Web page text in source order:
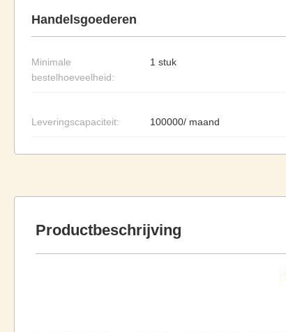
Handelsgoederen
Minimale
bestelhoeveelheid:
1 stuk
Leveringscapaciteit: 100000/ maand
Productbeschrijving